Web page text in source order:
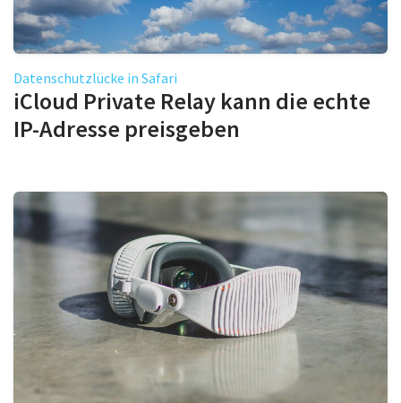
Datenschutzlücke in Safari
iCloud Private Relay kann die echte
IP-Adresse preisgeben